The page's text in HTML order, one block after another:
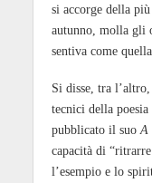
si accorge della
autunno, molla gli
sentiva come
Si disse, tra
tecnici della
pubblicato il suo A
capacità di
l’esempio e lo